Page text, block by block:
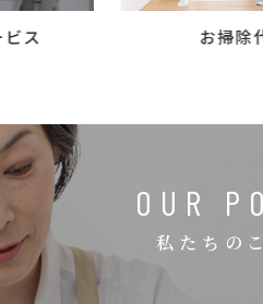
ス お掃除
OUR
私たちの